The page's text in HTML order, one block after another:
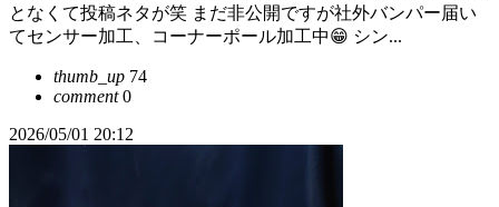
となくて投稿ネタが笑 まだ非公開ですが社外バンパー届い
てセンサー加工、コーナーポール加工中😁 シン...
thumb_up 74
comment0
2026/05/01 20:12